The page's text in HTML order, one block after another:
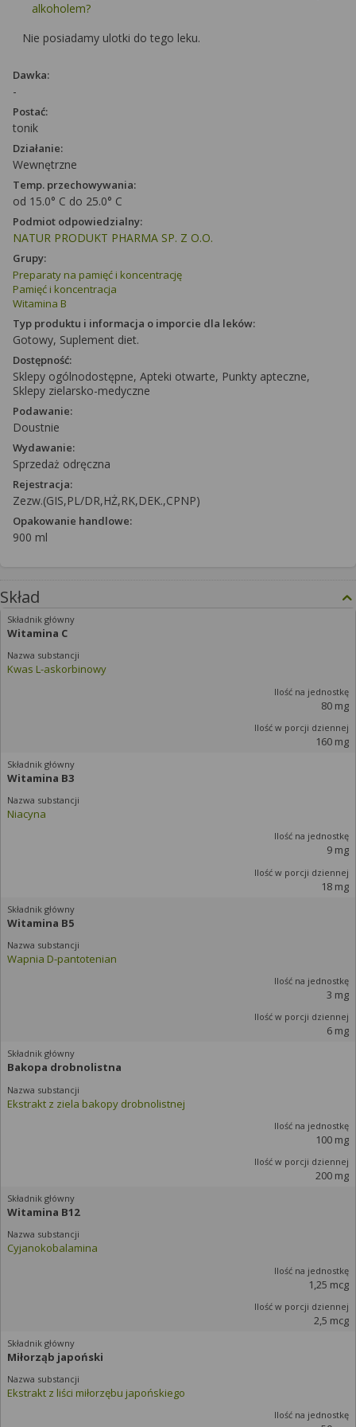
alkoholem?
Nie posiadamy ulotki do tego leku.
Dawka:
-
Postać:
tonik
Działanie:
Wewnętrzne
Temp. przechowywania:
od 15.0° C do 25.0° C
Podmiot odpowiedzialny:
NATUR PRODUKT PHARMA SP. Z O.O.
Grupy:
Preparaty na pamięć i koncentrację
Pamięć i koncentracja
Witamina B
Typ produktu i informacja o imporcie dla leków:
Gotowy, Suplement diet.
Dostępność:
Sklepy ogólnodostępne, Apteki otwarte, Punkty apteczne,
Sklepy zielarsko-medyczne
Podawanie:
Doustnie
Wydawanie:
Sprzedaż odręczna
Rejestracja:
Zezw.(GIS,PL/DR,HŻ,RK,DEK.,CPNP)
Opakowanie handlowe:
900 ml
Skład
Witamina C
Kwas L-askorbinowy
80 mg
160 mg
Witamina B3
Niacyna
9 mg
18 mg
Witamina B5
Wapnia D-pantotenian
3 mg
6 mg
Bakopa drobnolistna
Ekstrakt z ziela bakopy drobnolistnej
100 mg
200 mg
Witamina B12
Cyjanokobalamina
1,25 mcg
2,5 mcg
Miłorząb japoński
Ekstrakt z liści miłorzębu japońskiego